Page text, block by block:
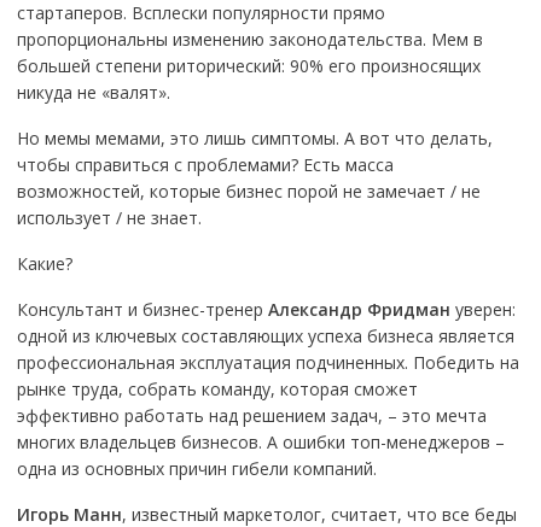
стартаперов. Всплески популярности прямо
пропорциональны изменению законодательства. Мем в
большей степени риторический: 90% его произносящих
никуда не «валят».
Но мемы мемами, это лишь симптомы. А вот что делать,
чтобы справиться с проблемами? Есть масса
возможностей, которые бизнес порой не замечает / не
использует / не знает.
Какие?
Консультант и бизнес-тренер Александр Фридман уверен:
одной из ключевых составляющих успеха бизнеса является
профессиональная эксплуатация подчиненных. Победить на
рынке труда, собрать команду, которая сможет
эффективно работать над решением задач, – это мечта
многих владельцев бизнесов. А ошибки топ-менеджеров –
одна из основных причин гибели компаний.
Игорь Манн, известный маркетолог, считает, что все беды